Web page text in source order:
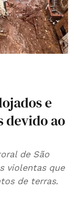
e
devido ao
de São
violentas que
de terras.